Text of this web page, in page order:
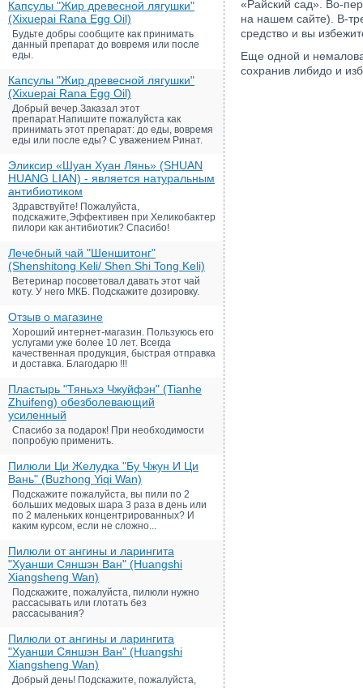
Капсулы "Жир древесной лягушки"
(Xixuepai Rana Egg Oil)
Будьте добры сообщите как принимать
данный препарат до вовремя или после
еды.
Капсулы "Жир древесной лягушки"
(Xixuepai Rana Egg Oil)
Добрый вечер.Заказал этот
препарат.Напишите пожалуйста как
принимать этот препарат: до еды, вовремя
еды или после еды? С уважением Ринат.
Эликсир «Шуан Хуан Лянь» (SHUAN
HUANG LIAN) - является натуральным
антибиотиком
Здравствуйте! Пожалуйста,
подскажите,Эффективен при Хеликобактер
пилори как антибиотик? Спасибо!
Лечебный чай "Шеншитонг"
(Shenshitong Keli/ Shen Shi Tong Keli)
Ветеринар посоветовал давать этот чай
коту. У него МКБ. Подскажите дозировку.
Отзыв о магазине
Хороший интернет-магазин. Пользуюсь его
услугами уже более 10 лет. Всегда
качественная продукция, быстрая отправка
и доставка. Благодарю !!!
Пластырь "Тяньхэ Чжуйфэн" (Tianhe
Zhuifeng) обезболевающий
усиленный
Спасибо за подарок! При необходимости
попробую применить.
Пилюли Ци Желудка "Бу Чжун И Ци
Вань" (Buzhong Yiqi Wan)
Подскажите пожалуйста, вы пили по 2
больших медовых шара 3 раза в день или
по 2 маленьких концентрированных? И
каким курсом, если не сложно...
Пилюли от ангины и ларингита
"Хуанши Сяншэн Ван" (Huangshi
Xiangsheng Wan)
Подскажите, пожалуйста, пилюли нужно
рассасывать или глотать без
рассасывания?
Пилюли от ангины и ларингита
"Хуанши Сяншэн Ван" (Huangshi
Xiangsheng Wan)
Добрый день! Подскажите, пожалуйста,
«Райский сад». Во-
на нашем сайте). В-
средство и вы
Еще одной и
сохранив либидо и